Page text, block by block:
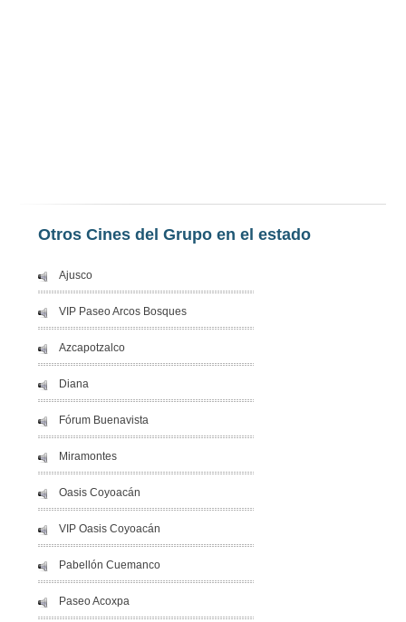
Otros Cines del Grupo en el estado
Ajusco
VIP Paseo Arcos Bosques
Azcapotzalco
Diana
Fórum Buenavista
Miramontes
Oasis Coyoacán
VIP Oasis Coyoacán
Pabellón Cuemanco
Paseo Acoxpa